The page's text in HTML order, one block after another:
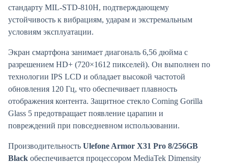
стандарту MIL-STD-810H, подтверждающему
устойчивость к вибрациям, ударам и экстремальным
условиям эксплуатации.
Экран смартфона занимает диагональ 6,56 дюйма с
разрешением HD+ (720×1612 пикселей). Он выполнен по
технологии IPS LCD и обладает высокой частотой
обновления 120 Гц, что обеспечивает плавность
отображения контента. Защитное стекло Corning Gorilla
Glass 5 предотвращает появление царапин и
повреждений при повседневном использовании.
Производительность Ulefone Armor X31 Pro 8/256GB
Black обеспечивается процессором MediaTek Dimensity